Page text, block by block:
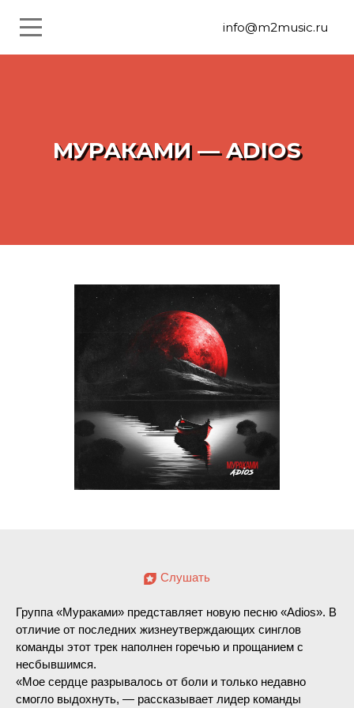
info@m2music.ru
МУРАКАМИ — ADIOS
Слушать
Группа «Мураками» представляет новую песню «Adios». В
отличие от последних жизнеутверждающих синглов
команды этот трек наполнен горечью и прощанием с
несбывшимся.
«Мое сердце разрывалось от боли и только недавно
смогло выдохнуть, — рассказывает лидер команды